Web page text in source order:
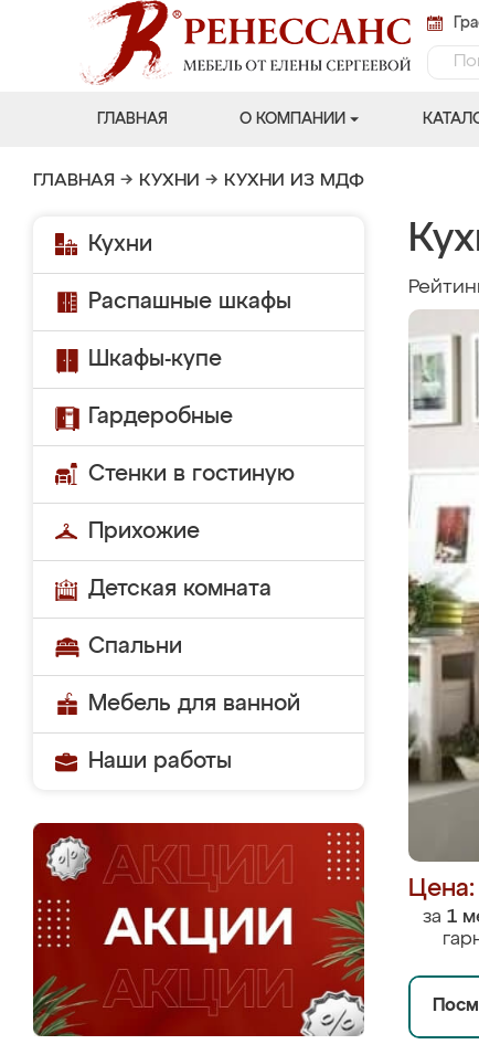
ГЛАВНАЯ О КОМПАНИИ
ГЛАВНАЯ → КУХНИ → КУХНИ ИЗ МДФ
Кухни
Распашные шкафы
Шкафы-купе
Гардеробные
Стенки в гостиную
Прихожие
Детская комната
Спальни
Мебель для ванной
Наши работы
за 1